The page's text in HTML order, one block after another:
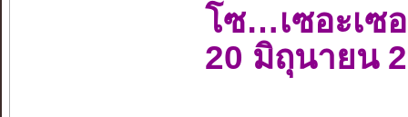
โซ…เซอะเซอ
20 มิถุนายน